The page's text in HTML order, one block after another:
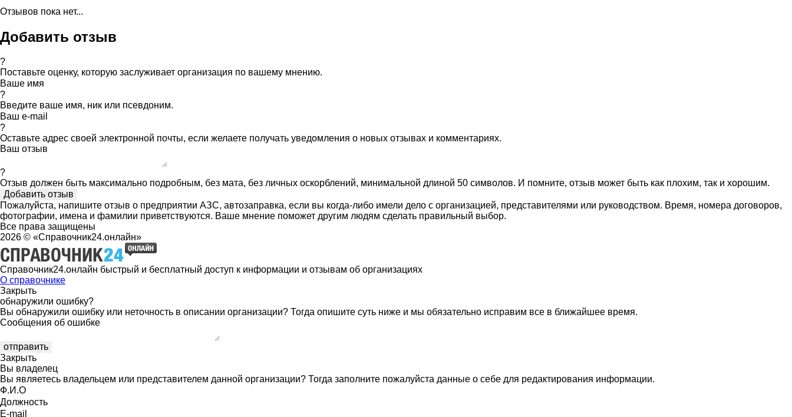
Отзывов пока нет...
Добавить отзыв
?
Поставьте оценку, которую заслуживает организация по вашему мнению.
Ваше имя
?
Введите ваше имя, ник или псевдоним.
Ваш e-mail
?
Оставьте адрес своей электронной почты, если желаете получать уведомления о новых отзывах и комментариях.
Ваш отзыв
?
Отзыв должен быть максимально подробным, без мата, без личных оскорблений, минимальной длиной 50 символов. И помните, отзыв может быть как плохим, так и хорошим.
Пожалуйста, напишите отзыв о предприятии АЗС, автозаправка, если вы когда-либо имели дело с организацией, представителями или руководством. Время, номера договоров,
фотографии, имена и фамилии приветствуются. Ваше мнение поможет другим людям сделать правильный выбор.
Все права защищены
2026 © «Справочник24.онлайн»
Справочник24.онлайн быстрый и бесплатный доступ к информации и отзывам об организациях
О справочнике
Закрыть
обнаружили ошибку?
Вы обнаружили ошибку или неточность в описании организации? Тогда опишите суть ниже и мы обязательно исправим все в ближайшее время.
Сообщения об ошибке
Закрыть
Вы владелец
Вы являетесь владельцем или представителем данной организации? Тогда заполните пожалуйста данные о себе для редактирования информации.
Ф.И.О
Должность
E-mail